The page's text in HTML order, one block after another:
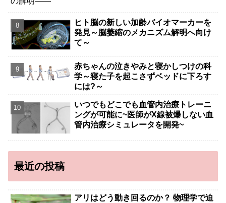
ヒト脳の新しい加齢バイオマーカーを
発見～脳萎縮のメカニズム解明へ向け
て～
赤ちゃんの泣きやみと寝かしつけの科
学～寝た子を起こさずベッドに下ろす
には?～
いつでもどこでも血管内治療トレーニ
ングが可能に~医師がX線被爆しない血
管内治療シミュレータを開発~
最近の投稿
アリはどう動き回るのか？ 物理学で迫